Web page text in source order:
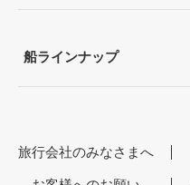
船ラインナップ
旅行会社のみなさまへ